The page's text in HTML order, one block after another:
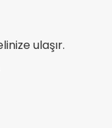
ulaşır.